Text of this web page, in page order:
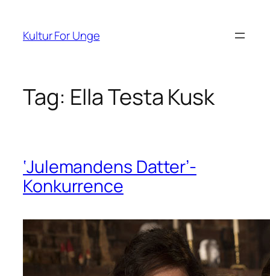
indhold
Kultur For Unge
Tag: Ella Testa Kusk
‘Julemandens Datter’-
Konkurrence